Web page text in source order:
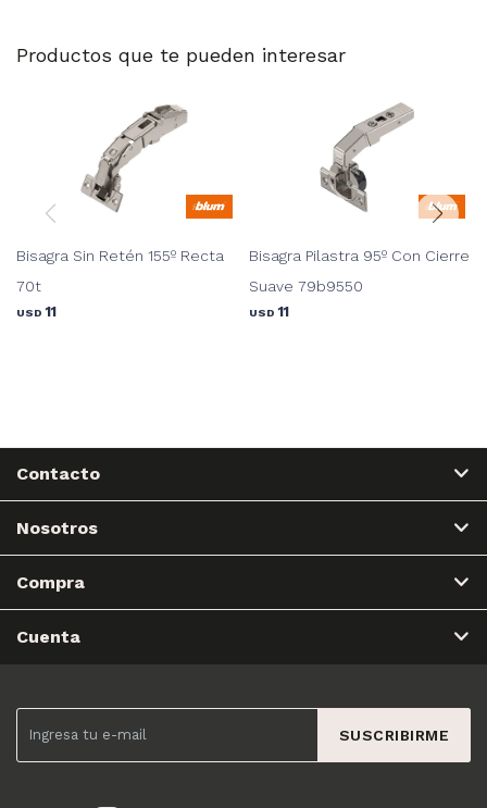
Productos que te pueden interesar
Bisagra Sin Retén 155º Recta
70t
USD 11
Bisagra Pilastra 95º Con Cierre
Suave 79b9550
USD 11
SUSCRIBIRME
Contacto
Nosotros
Compra
Cuenta